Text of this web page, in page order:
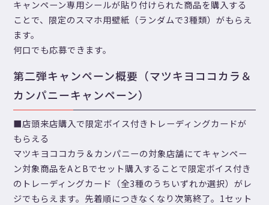
キャンペーン専用シールが貼り付けられた商品を購入する
ことで、限定のスマホ用壁紙（ランダムで3種類）がもらえ
ます。
何口でも応募できます。
第二弾キャンペーン概要（マツキヨココカラ＆
カンパニーキャンペーン）
■店頭来店購入で限定ボイス付きトレーディングカードが
もらえる
マツキヨココカラ＆カンパニーの対象店舗にてキャンペー
ン対象商品をAとBでセット購入することで限定ボイス付き
のトレーディングカード（全3種のうちいずれか選択）がレ
ジでもらえます。先着順につきなくなり次第終了。1セット